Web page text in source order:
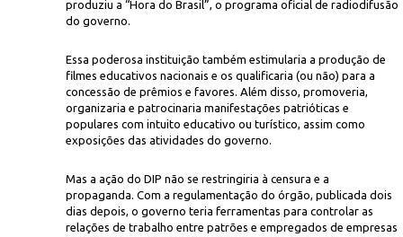
produziu a “Hora do Brasil”, o programa oficial de radiodifusão
do governo.
Essa poderosa instituição também estimularia a produção de
filmes educativos nacionais e os qualificaria (ou não) para a
concessão de prêmios e favores. Além disso, promoveria,
organizaria e patrocinaria manifestações patrióticas e
populares com intuito educativo ou turístico, assim como
exposições das atividades do governo.
Mas a ação do DIP não se restringiria à censura e a
propaganda. Com a regulamentação do órgão, publicada dois
dias depois, o governo teria ferramentas para controlar as
relações de trabalho entre patrões e empregados de empresas